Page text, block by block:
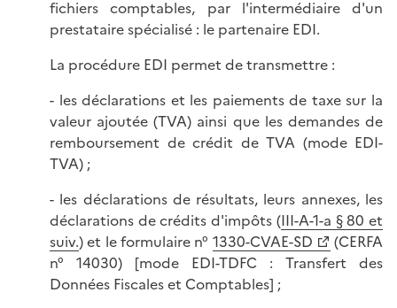
fichiers comptables, par l'intermédiaire d'un
prestataire spécialisé : le partenaire EDI.
La procédure EDI permet de transmettre :
- les déclarations et les paiements de taxe sur la
valeur ajoutée (TVA) ainsi que les demandes de
remboursement de crédit de TVA (mode EDI-
TVA) ;
- les déclarations de résultats, leurs annexes, les
déclarations de crédits d'impôts (III-A-1-a § 80 et
suiv.) et le formulaire n° 1330-CVAE-SD
(CERFA
n° 14030) [mode EDI-TDFC : Transfert des
Données Fiscales et Comptables] ;